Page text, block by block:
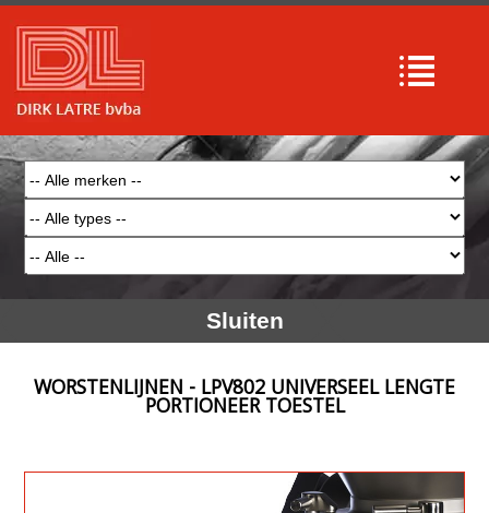
Sluiten
WORSTENLIJNEN - LPV802 UNIVERSEEL LENGTE
PORTIONEER TOESTEL